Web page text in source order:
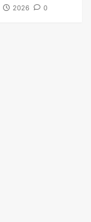
2026 0